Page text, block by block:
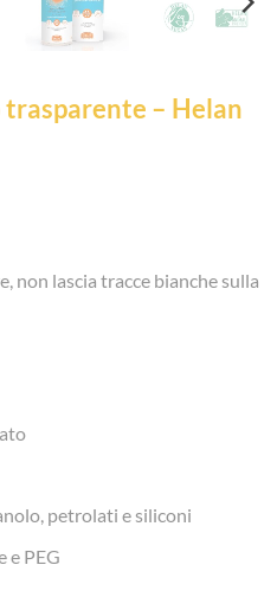
– Helan
non lascia tracce bianche sulla
petrolati e siliconi
e PEG